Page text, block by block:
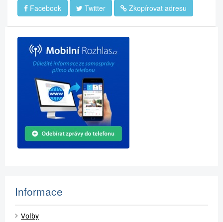
Facebook Twitter Zkopírovat adresu
Informace
Volby